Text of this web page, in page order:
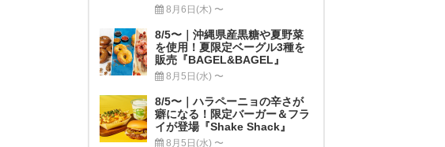
8月6日(木) 〜
8/5〜｜沖縄県産黒糖や夏野菜
を使用！夏限定ベーグル3種を
販売『BAGEL&BAGEL』
8月5日(水) 〜
8/5〜｜ハラペーニョの辛さが
癖になる！限定バーガー＆フラ
イが登場『Shake Shack』
8月5日(水) 〜